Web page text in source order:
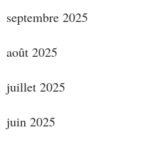
septembre 2025
août 2025
juillet 2025
juin 2025